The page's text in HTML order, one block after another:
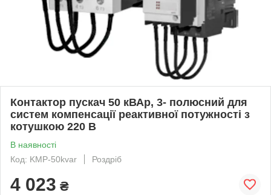
Контактор пускач 50 кВАр, 3- полюсний для
систем компенсації реактивної потужності з
котушкою 220 В
В наявності
Код: KMP-50kvar
Роздріб
4 023 ₴